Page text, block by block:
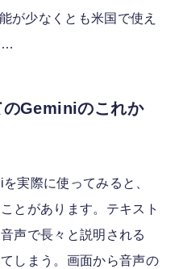
が少なくとも米国で使え
のGeminiのこれか
実際に使ってみると、
とがあります。テキスト
声で長々と説明される
しまう。画面から音声の